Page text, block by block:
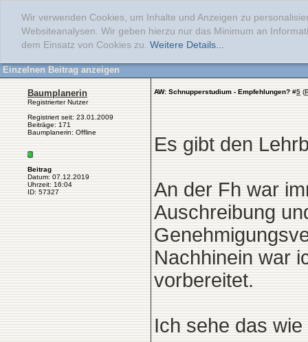
Wir verwenden Cookies, um Inhalte und Anzeigen zu
Websiteanalysen. Wir geben hierzu nur das Minimum an
dem Einsatz von Cookies zu. Weitere Details...
Einzelnen Beitrag anzeigen
Baumplanerin
Registrierter Nutzer
Registriert seit: 23.01.2009
Beiträge: 171
Baumplanerin: Offline
Beitrag
Datum: 07.12.2019
Uhrzeit: 16:04
ID: 57327
AW: Schnupperstudium - Empfehlungen? #5 (
Es gibt den
An der Fh war
Auschreibung
Nachhinein war
vorbereitet.
Ich sehe das wie